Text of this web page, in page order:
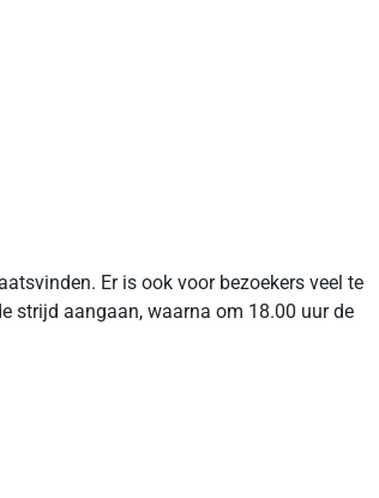
Er is ook voor bezoekers veel te
strijd aangaan, waarna om 18.00 uur de